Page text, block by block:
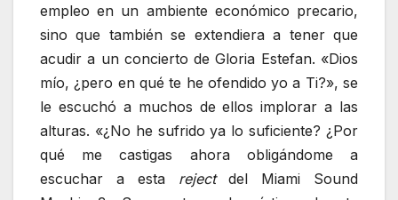
empleo en un ambiente económico precario,
sino que también se extendiera a tener que
acudir a un concierto de Gloria Estefan. «Dios
mío, ¿pero en qué te he ofendido yo a Ti?», se
le escuchó a muchos de ellos implorar a las
alturas. «¿No he sufrido ya lo suficiente? ¿Por
qué me castigas ahora obligándome a
escuchar a esta rejectdel Miami Sound